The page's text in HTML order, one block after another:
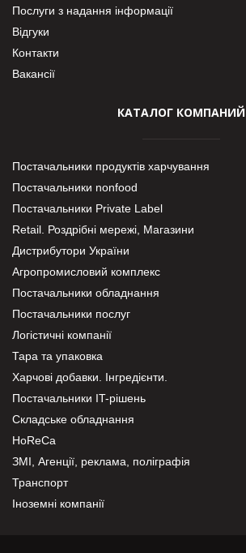
Послуги з надання інформації
Відгуки
Контакти
Вакансії
КАТАЛОГ КОМПАНИЙ
Постачальники продуктів харчування
Постачальники nonfood
Постачальники Private Label
Retail. Роздрібні мережі, Магазини
Дистрибутори України
Агропромисловий комплекс
Постачальники обладнання
Постачальники послуг
Логістичні компанії
Тара та упаковка
Харчові добавки. Інгредієнти.
Постачальники IT-рішень
Складське обладнання
HoReCa
ЗМІ, Агенції, реклама, поліграфія
Транспорт
Іноземні компанії